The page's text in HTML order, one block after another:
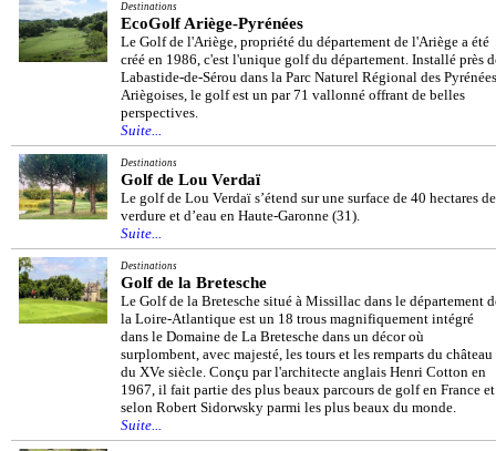
Destinations
EcoGolf Ariège-Pyrénées
Le Golf de l'Ariège, propriété du département de l'Ariège a été
créé en 1986, c'est l'unique golf du département. Installé près
Labastide-de-Sérou dans la Parc Naturel Régional des Pyrénées
Ariègoises, le golf est un par 71 vallonné offrant de belles
perspectives.
Suite...
Destinations
Golf de Lou Verdaï
Le golf de Lou Verdaï s’étend sur une surface de 40 hectares de
verdure et d’eau en Haute-Garonne (31).
Suite...
Destinations
Golf de la Bretesche
Le Golf de la Bretesche situé à Missillac dans le département
la Loire-Atlantique est un 18 trous magnifiquement intégré
dans le Domaine de La Bretesche dans un décor où
surplombent, avec majesté, les tours et les remparts du château
du XVe siècle. Conçu par l'architecte anglais Henri Cotton en
1967, il fait partie des plus beaux parcours de golf en France et
selon Robert Sidorwsky parmi les plus beaux du monde.
Suite...